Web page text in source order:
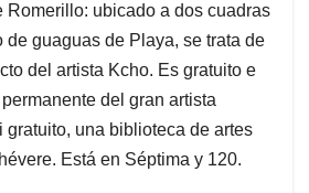
Romerillo: ubicado a dos cuadras
de guaguas de Playa, se trata de
del artista Kcho. Es gratuito e
del gran artista
gratuito, una biblioteca de artes
Está en Séptima y 120.